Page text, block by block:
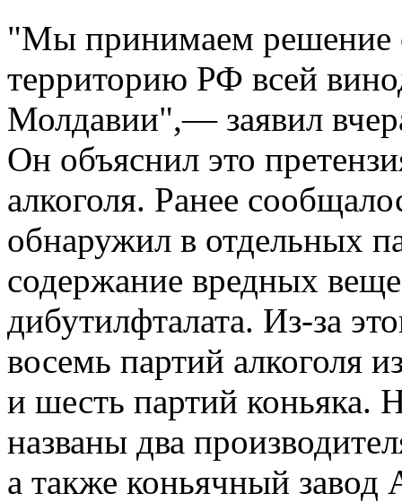
"Мы принимаем решение
территорию РФ всей
Молдавии",— заявил
Он объяснил это
алкоголя. Ранее
обнаружил в отдельных
содержание вредных
дибутилфталата. Из-за
восемь партий алкоголя
и шесть партий
названы два
а также коньячный завод